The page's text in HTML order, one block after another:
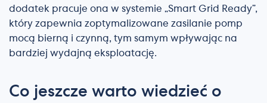
dodatek pracuje ona w systemie „Smart Grid Ready”,
który zapewnia zoptymalizowane zasilanie pomp
mocą bierną i czynną, tym samym wpływając na
bardziej wydajną eksploatację.
Co jeszcze warto wiedzieć o